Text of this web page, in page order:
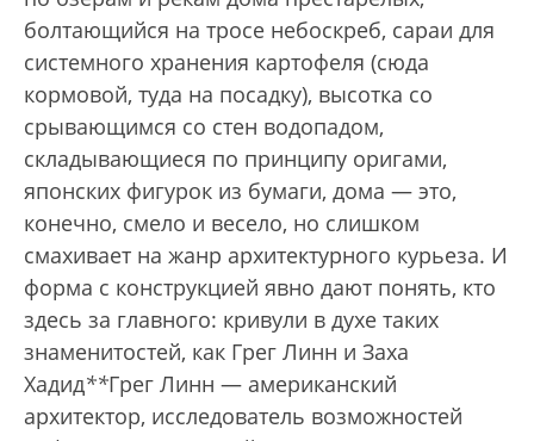
болтающийся на тросе небоскреб, сараи для
системного хранения картофеля (сюда
кормовой, туда на посадку), высотка со
срывающимся со стен водопадом,
складывающиеся по принципу оригами,
японских фигурок из бумаги, дома — это,
конечно, смело и весело, но слишком
смахивает на жанр архитектурного курьеза. И
форма с конструкцией явно дают понять, кто
здесь за главного: кривули в духе таких
знаменитостей, как Грег Линн и Заха
Хадид**Грег Линн — американский
архитектор, исследователь возможностей